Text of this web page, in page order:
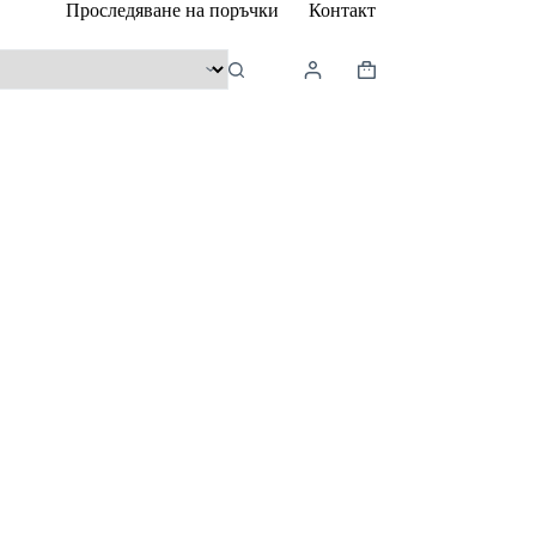
Проследяване на поръчки Контакт
Shopping